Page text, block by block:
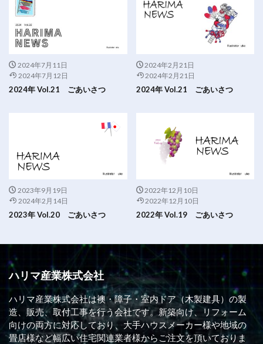
2024年7月11日
2024年7月12日
2024年 Vol.21 ごあいさつ
2024年2月21日
2024年2月21日
2024年 Vol.21 ごあいさつ
2023年9月19日
2024年2月14日
2023年 Vol.20 ごあいさつ
2022年12月10日
2022年12月10日
2022年 Vol.19 ごあいさつ
ハリマ産業株式会社
ハリマ産業株式会社は襖・障子・室内ドア（木製建具）の製
造、販売、取付工事を行う会社です。新築向け、リフォーム
向けの両方に対応しており、大手ハウスメーカー様や地域の
畳店様など幅広い住宅関連業者様からご注文を頂いておりま